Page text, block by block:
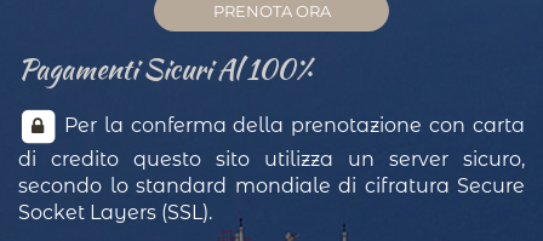
PRENOTA ORA
Pagamenti Sicuri Al 100%
Per la conferma della prenotazione con carta
di credito questo sito utilizza un server sicuro,
secondo lo standard mondiale di cifratura Secure
Socket Layers (SSL).